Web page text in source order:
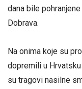
dana bile
Dobrava.
Na onima koje su
dopremili u
su tragovi nasilne